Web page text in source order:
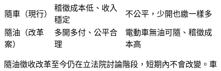
隨車（現行）
稽徵成本低、收入
穩定
不公平，少開也繳一樣多
隨油（改革
案）
多開多付、公平合
理
電動車無油可隨、稽徵成
本高
隨油徵收改革至今仍在立法院討論階段，短期內不會改變。車